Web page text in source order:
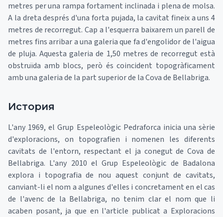
metres per una rampa fortament inclinada i plena de molsa.
A la dreta després d'una forta pujada, la cavitat fineix a uns 4
metres de recorregut. Cap a l'esquerra baixarem un parell de
metres fins arribar a una galeria que fa d'engolidor de l'aigua
de pluja. Aquesta galeria de 1,50 metres de recorregut està
obstruïda amb blocs, però és coincident topogràficament
amb una galeria de la part superior de la Cova de Bellabriga.
История
L'any 1969, el Grup Espeleològic Pedraforca inicia una sèrie
d'exploracions, on topografien i nomenen les diferents
cavitats de l'entorn, respectant el ja conegut de Cova de
Bellabriga. L'any 2010 el Grup Espeleològic de Badalona
explora i topografia de nou aquest conjunt de cavitats,
canviant-li el nom a algunes d'elles i concretament en el cas
de l'avenc de la Bellabriga, no tenim clar el nom que li
acaben posant, ja que en l'article publicat a Exploracions